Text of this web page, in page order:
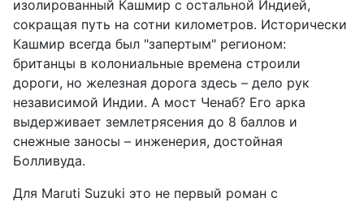
изолированный Кашмир с остальной Индией,
сокращая путь на сотни километров. Исторически
Кашмир всегда был "запертым" регионом:
британцы в колониальные времена строили
дороги, но железная дорога здесь – дело рук
независимой Индии. А мост Ченаб? Его арка
выдерживает землетрясения до 8 баллов и
снежные заносы – инженерия, достойная
Болливуда.
Для Maruti Suzuki это не первый роман с